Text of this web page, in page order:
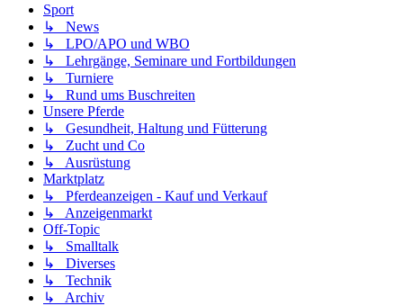
Sport
↳ News
↳ LPO/APO und WBO
↳ Lehrgänge, Seminare und Fortbildungen
↳ Turniere
↳ Rund ums Buschreiten
Unsere Pferde
↳ Gesundheit, Haltung und Fütterung
↳ Zucht und Co
↳ Ausrüstung
Marktplatz
↳ Pferdeanzeigen - Kauf und Verkauf
↳ Anzeigenmarkt
Off-Topic
↳ Smalltalk
↳ Diverses
↳ Technik
↳ Archiv